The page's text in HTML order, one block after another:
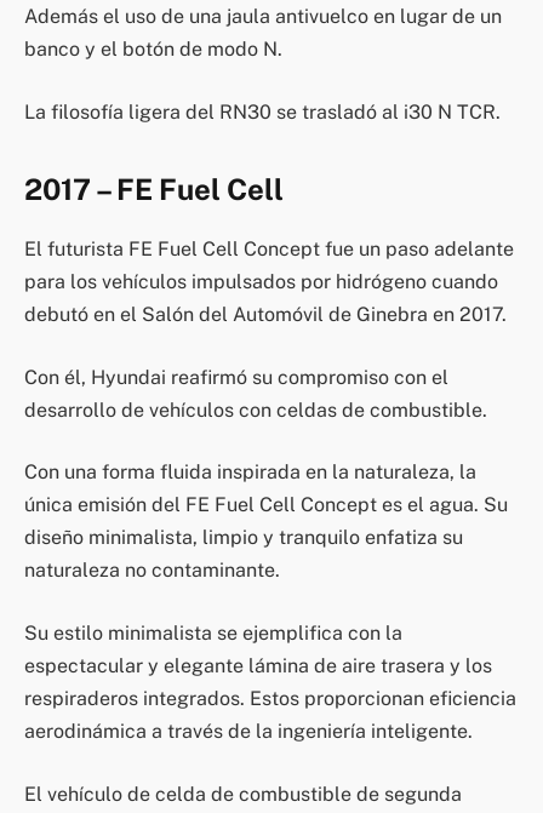
Además el uso de una jaula antivuelco en lugar de un
banco y el botón de modo N.
La filosofía ligera del RN30 se trasladó al i30 N TCR.
2017 – FE Fuel Cell
El futurista FE Fuel Cell Concept fue un paso adelante
para los vehículos impulsados por hidrógeno cuando
debutó en el Salón del Automóvil de Ginebra en 2017.
Con él, Hyundai reafirmó su compromiso con el
desarrollo de vehículos con celdas de combustible.
Con una forma fluida inspirada en la naturaleza, la
única emisión del FE Fuel Cell Concept es el agua. Su
diseño minimalista, limpio y tranquilo enfatiza su
naturaleza no contaminante.
Su estilo minimalista se ejemplifica con la
espectacular y elegante lámina de aire trasera y los
respiraderos integrados. Estos proporcionan eficiencia
aerodinámica a través de la ingeniería inteligente.
El vehículo de celda de combustible de segunda